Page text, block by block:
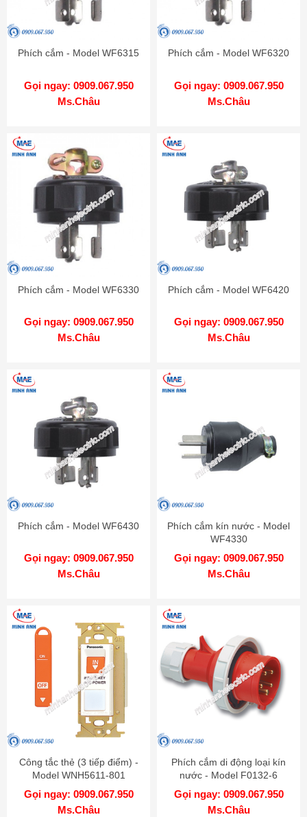
Phích cắm - Model WF6315
Gọi ngay: 0909.067.950
Ms.Châu
Phích cắm - Model WF6320
Gọi ngay: 0909.067.950
Ms.Châu
Phích cắm - Model WF6330
Gọi ngay: 0909.067.950
Ms.Châu
Phích cắm - Model WF6420
Gọi ngay: 0909.067.950
Ms.Châu
Phích cắm - Model WF6430
Gọi ngay: 0909.067.950
Ms.Châu
Phích cắm kín nước - Model
WF4330
Gọi ngay: 0909.067.950
Ms.Châu
Công tắc thẻ (3 tiếp điểm) -
Model WNH5611-801
Gọi ngay: 0909.067.950
Ms.Châu
Phích cắm di động loại kín
nước - Model F0132-6
Gọi ngay: 0909.067.950
Ms.Châu